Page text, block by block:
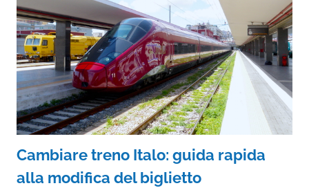
Cambiare treno Italo: guida rapida
alla modifica del biglietto